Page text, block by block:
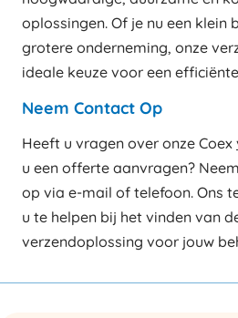
oplossingen. Of je nu een klein
grotere onderneming, onze
ideale keuze voor een
Neem Contact Op
Heeft u vragen over onze Coex
u een offerte aanvragen?
op via e-mail of telefoon. Ons
u te helpen bij het vinden van
verzendoplossing voor jouw